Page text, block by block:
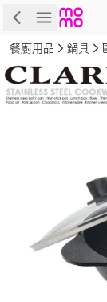
商品
餐廚用品 鍋具